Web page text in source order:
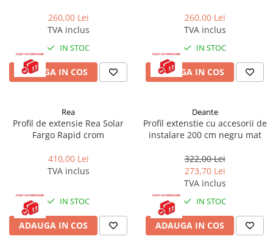
Baterii dus
Seturi baterii
Baterii bideu si dus igienic
Cazi baie
Masti, sifoane si suporturi cazi
Cazi freestanding
Cazi dreptunghiulare
Cazi de colt
Paravane de cada
Masti, sifoane si suporturi cazi
Cabine dus
Cabine de dus dreptunghiulare
260,00 Lei
TVA inclus
IN STOC
ADAUGA IN COS
260,00 Lei
TVA inclus
IN STOC
ADAUGA IN COS
Rea
Profil de extensie Rea Solar
Fargo Rapid crom
410,00 Lei
TVA inclus
IN STOC
ADAUGA IN COS
Deante
Profil extenstie cu accesorii de
instalare 200 cm negru mat
322,00 Lei
273,70 Lei
TVA inclus
IN STOC
ADAUGA IN COS